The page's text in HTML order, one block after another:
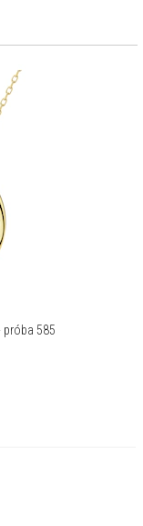
próba 585